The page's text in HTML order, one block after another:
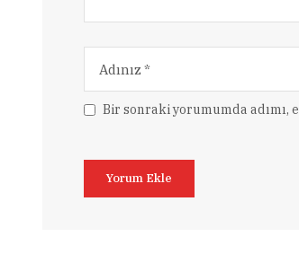
Bir sonraki yorumumda adımı,